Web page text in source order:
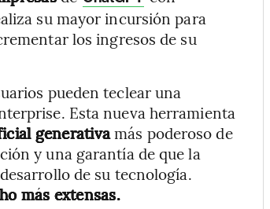
su mayor incursión para
los ingresos de su
pueden teclear una
Esta nueva herramienta
generativamás poderoso de
y una garantía de que la
de su tecnología.
más extensas.